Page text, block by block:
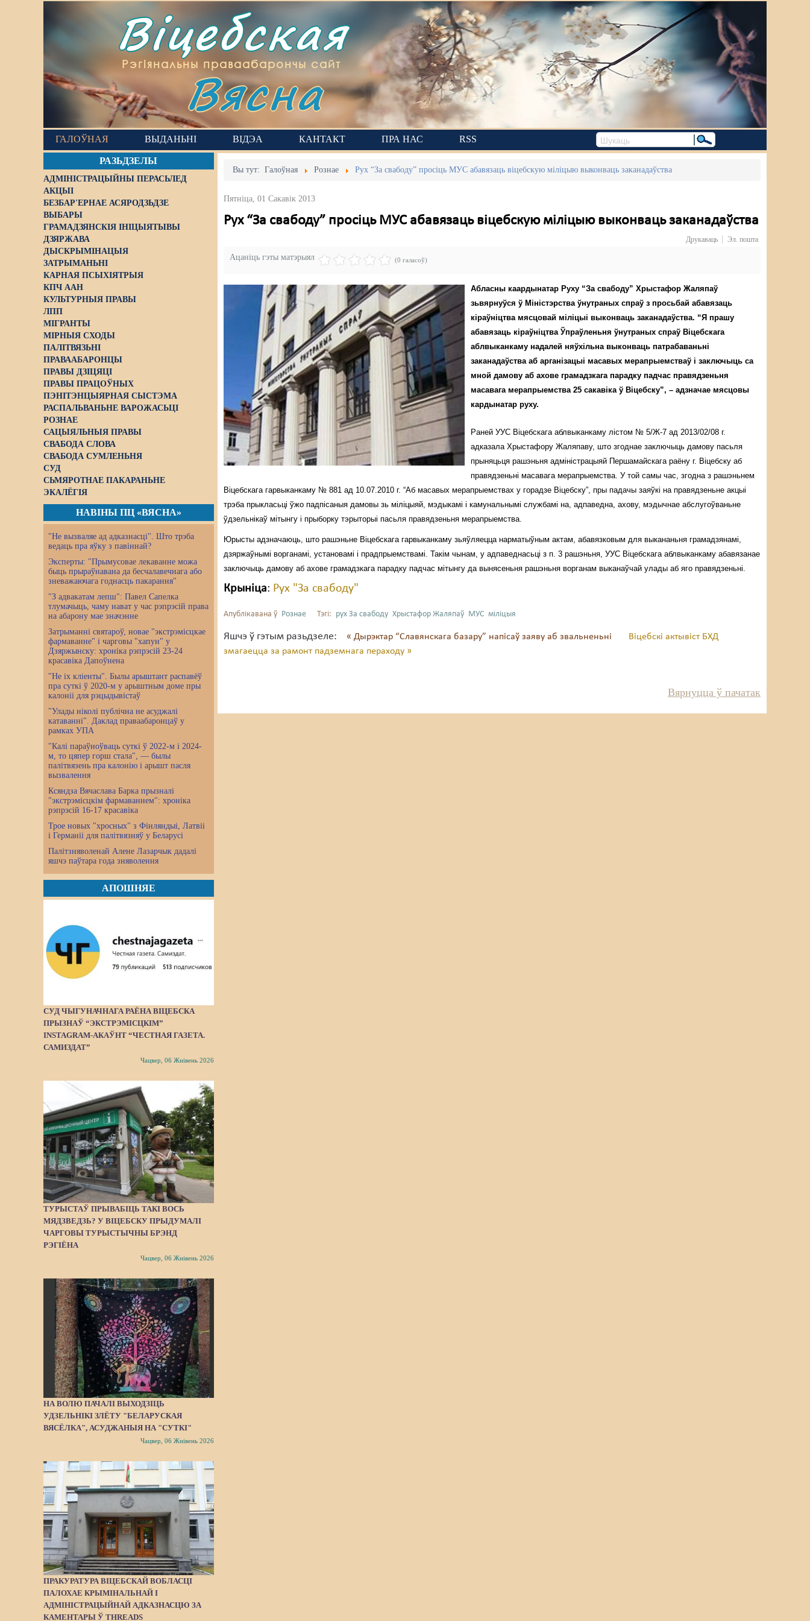
Віцебская
Рэгіянальны праваабарончы сайт
Вясна
ГАЛОЎНАЯ ВЫДАНЬНІ ВІДЭА КАНТАКТ ПРА НАС RSS
РАЗЬДЗЕЛЫ
АДМІНІСТРАЦЫЙНЫ ПЕРАСЬЛЕД
АКЦЫІ
БЕЗБАР'ЕРНАЕ АСЯРОДЗЬДЗЕ
ВЫБАРЫ
ГРАМАДЗЯНСКІЯ ІНІЦЫЯТЫВЫ
ДЗЯРЖАВА
ДЫСКРЫМІНАЦЫЯ
ЗАТРЫМАНЬНІ
КАРНАЯ ПСЫХІЯТРЫЯ
КПЧ ААН
КУЛЬТУРНЫЯ ПРАВЫ
ЛПП
МІГРАНТЫ
МІРНЫЯ СХОДЫ
ПАЛІТВЯЗЬНІ
ПРАВААБАРОНЦЫ
ПРАВЫ ДЗІЦЯЦІ
ПРАВЫ ПРАЦОЎНЫХ
ПЭНІТЭНЦЫЯРНАЯ СЫСТЭМА
РАСПАЛЬВАНЬНЕ ВАРОЖАСЬЦІ
РОЗНАЕ
САЦЫЯЛЬНЫЯ ПРАВЫ
СВАБОДА СЛОВА
СВАБОДА СУМЛЕНЬНЯ
СУД
СЬМЯРОТНАЕ ПАКАРАНЬНЕ
ЭКАЛЁГІЯ
НАВІНЫ ПЦ «ВЯСНА»
"Не вызваляе ад адказнасці". Што трэба
ведаць пра яўку з павіннай?
Эксперты: "Прымусовае лекаванне можа
быць прыраўнавана да бесчалавечнага або
зневажаючага годнасць пакарання"
"З адвакатам лепш": Павел Сапелка
тлумачыць, чаму нават у час рэпрэсій права
на абарону мае значэнне
Затрыманні святароў, новае "экстрэмісцкае
фармаванне" і чарговы "хапун" у
Дзяржынску: хроніка рэпрэсій 23-24
красавіка Дапоўнена
"Не іх кліенты". Былы арыштант распавёў
пра суткі ў 2020-м у арыштным доме пры
калоніі для рэцыдывістаў
"Улады ніколі публічна не асуджалі
катаванні". Даклад праваабаронцаў у
рамках УПА
"Калі параўноўваць суткі ў 2022-м і 2024-
м, то цяпер горш стала", — былы
палітвязень пра калонію і арышт пасля
вызвалення
Ксяндза Вячаслава Барка прызналі
"экстрэмісцкім фармаваннем": хроніка
рэпрэсій 16-17 красавіка
Трое новых "хросных" з Фінляндыі, Латвіі
і Германіі для палітвязняў у Беларусі
Палітзняволенай Алене Лазарчык дадалі
яшчэ паўтара года зняволення
АПОШНЯЕ
СУД ЧЫГУНАЧНАГА РАЁНА ВІЦЕБСКА
ПРЫЗНАЎ “ЭКСТРЭМІСЦКІМ”
INSTAGRAM-АКАЎНТ “ЧЕСТНАЯ ГАЗЕТА.
САМИЗДАТ”
Чацвер, 06 Жнівень 2026
ТУРЫСТАЎ ПРЫВАБІЦЬ ТАКІ ВОСЬ
МЯДЗВЕДЗЬ? У ВІЦЕБСКУ ПРЫДУМАЛІ
ЧАРГОВЫ ТУРЫСТЫЧНЫ БРЭНД
РЭГІЁНА
Чацвер, 06 Жнівень 2026
НА ВОЛЮ ПАЧАЛІ ВЫХОДЗІЦЬ
УДЗЕЛЬНІКІ ЗЛЁТУ "БЕЛАРУСКАЯ
ВЯСЁЛКА", АСУДЖАНЫЯ НА "СУТКІ"
Чацвер, 06 Жнівень 2026
ПРАКУРАТУРА ВІЦЕБСКАЙ ВОБЛАСЦІ
ПАЛОХАЕ КРЫМІНАЛЬНАЙ І
АДМІНІСТРАЦЫЙНАЙ АДКАЗНАСЦЮ ЗА
КАМЕНТАРЫ Ў THREADS
Вы тут:Галоўная Рознае Рух “За свабоду” просіць МУС абавязаць віцебскую міліцыю выконваць заканадаўства
Пятніца, 01 Сакавік 2013
Рух “За свабоду” просіць МУС абавязаць віцебскую міліцыю выконваць заканадаўства
Друкаваць Эл. пошта
Ацаніць гэты матэрыял (0 галасоў)
Абласны каардынатар Руху “За свабоду” Хрыстафор Жаляпаў
зьвярнуўся ў Міністэрства ўнутраных спраў з просьбай абавязаць
кіраўніцтва мясцовай міліцыі выконваць заканадаўства. “Я прашу
абавязаць кіраўніцтва Ўпраўленьня ўнутраных спраў Віцебскага
аблвыканкаму надалей няўхільна выконваць патрабаваньні
заканадаўства аб арганізацыі масавых мерапрыемстваў і заключыць са
мной дамову аб ахове грамадзкага парадку падчас правядзеньня
масавага мерапрыемства 25 сакавіка ў Віцебску”, – адзначае мясцовы
кардынатар руху.
Раней УУС Віцебскага аблвыканкаму лістом № 5/Ж-7 ад 2013/02/08 г.
адказала Хрыстафору Жаляпаву, што згоднае заключыць дамову пасьля
прыняцьця рашэньня адміністрацыяй Першамайскага раёну г. Віцебску аб
правядзеньні масавага мерапрыемства. У той самы час, згодна з рашэньнем
Віцебскага гарвыканкаму № 881 ад 10.07.2010 г. “Аб масавых мерапрыемствах у горадзе Віцебску”, пры падачы заяўкі на правядзеньне акцыі
трэба прыкласьці ўжо падпісаныя дамовы зь міліцыяй, мэдыкамі і камунальнымі службамі на, адпаведна, ахову, мэдычнае абслугоўваньне
ўдзельнікаў мітынгу і прыборку тэрыторыі пасьля правядзеньня мерапрыемства.
Юрысты адзначаюць, што рашэньне Віцебскага гарвыканкаму зьяўляецца нарматыўным актам, абавязковым для выкананьня грамадзянамi,
дзяржаўнымі ворганамі, установамі і прадпрыемствамі. Такім чынам, у адпаведнасьці з п. 3 рашэньня, УУС Віцебскага аблвыканкаму абавязанае
заключыць дамову аб ахове грамадзкага парадку падчас мітынгу да вынясеньня рашэньня ворганам выканаўчай улады аб яго правядзеньні.
Крыніца: Рух "За свабоду"
Апублікавана ў Рознае Тэгі: рух За свабоду Хрыстафор Жаляпаў МУС міліцыя
Яшчэ ў гэтым разьдзеле: « Дырэктар “Славянскага базару” напісаў заяву аб звальненьні
Віцебскі актывіст БХД
змагаецца за рамонт падземнага пераходу »
Вярнуцца ў пачатак